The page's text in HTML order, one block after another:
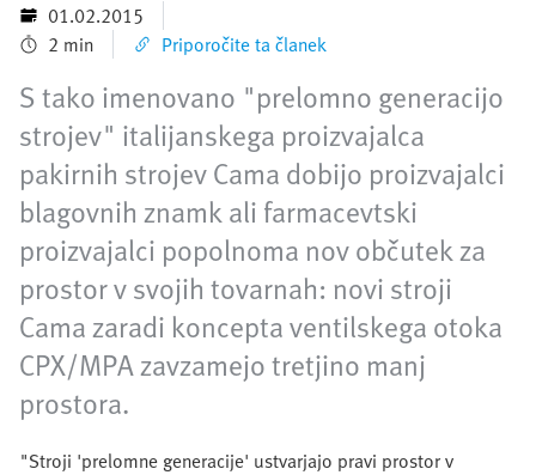
01.02.2015
2 min
Priporočite ta članek
S tako imenovano "prelomno generacijo
strojev" italijanskega proizvajalca
pakirnih strojev Cama dobijo proizvajalci
blagovnih znamk ali farmacevtski
proizvajalci popolnoma nov občutek za
prostor v svojih tovarnah: novi stroji
Cama zaradi koncepta ventilskega otoka
CPX/MPA zavzamejo tretjino manj
prostora.
"Stroji 'prelomne generacije' ustvarjajo pravi prostor v